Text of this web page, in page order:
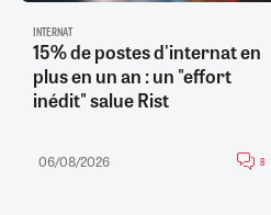
INTERNAT
15% de postes d'internat en
plus en un an : un "effort
inédit" salue Rist
06/08/2026 8